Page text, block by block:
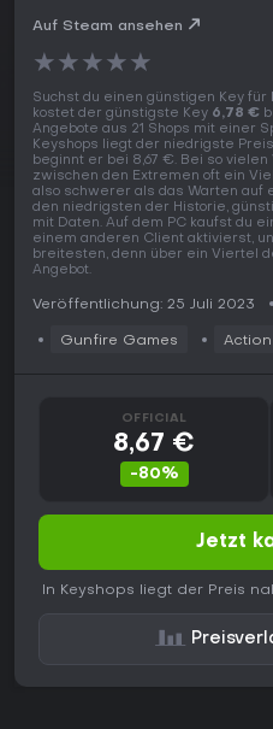
Auf Steam ansehen
★★★★★
Suchst du einen günstigen Key für
kostet der günstigste Key 6,78 €
Angebote aus 21 Shops mit einer
Keyshops liegt der niedrigste
beginnt er bei 8,67 €. Bei so
zwischen den Extremen oft ein
also schwerer als das Warten auf
den niedrigsten der Historie,
mit Daten. Auf dem PC kaufst du
einem anderen Client aktivierst,
breitesten, denn über ein Viertel
Angebot.
Veröffentlichung: 25 Juli 2023
Gunfire Games Action
OFFICIAL
8,67 €
-80%
Jetzt
In Keyshops liegt der Preis